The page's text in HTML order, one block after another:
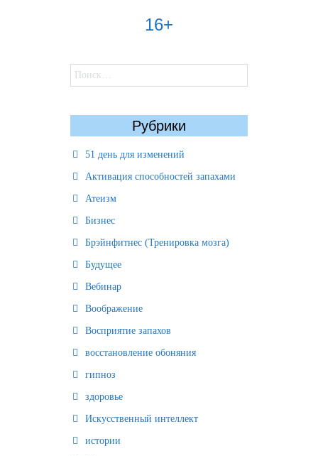
16+
Найти:
Рубрики
51 день для изменений
Активация способностей запахами
Атеизм
Бизнес
Брэйнфитнес (Тренировка мозга)
Будущее
Вебинар
Воображение
Восприятие запахов
восстановление обоняния
гипноз
здоровье
Искусственный интеллект
истории